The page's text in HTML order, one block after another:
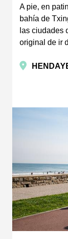
A pie, en
bahía de
las ciudades
original de ir